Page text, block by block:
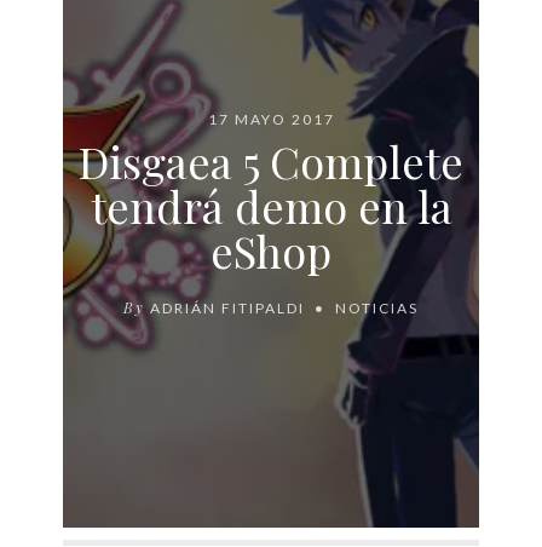
17 MAYO 2017
Disgaea 5 Complete
tendrá demo en la
eShop
By ADRIÁN FITIPALDI NOTICIAS